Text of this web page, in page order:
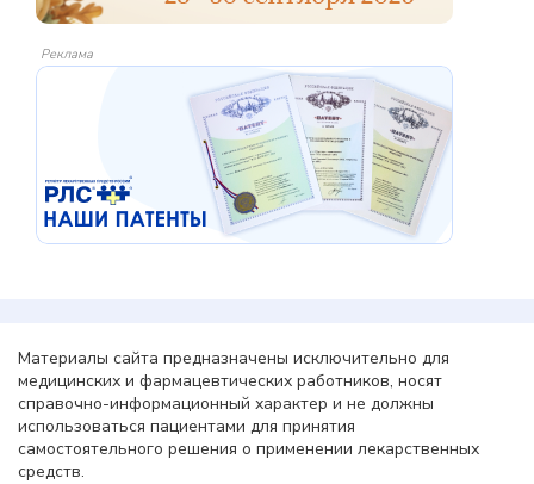
Реклама
Материалы сайта предназначены исключительно для
медицинских и фармацевтических работников, носят
справочно-информационный характер и не должны
использоваться пациентами для принятия
самостоятельного решения о применении лекарственных
средств.